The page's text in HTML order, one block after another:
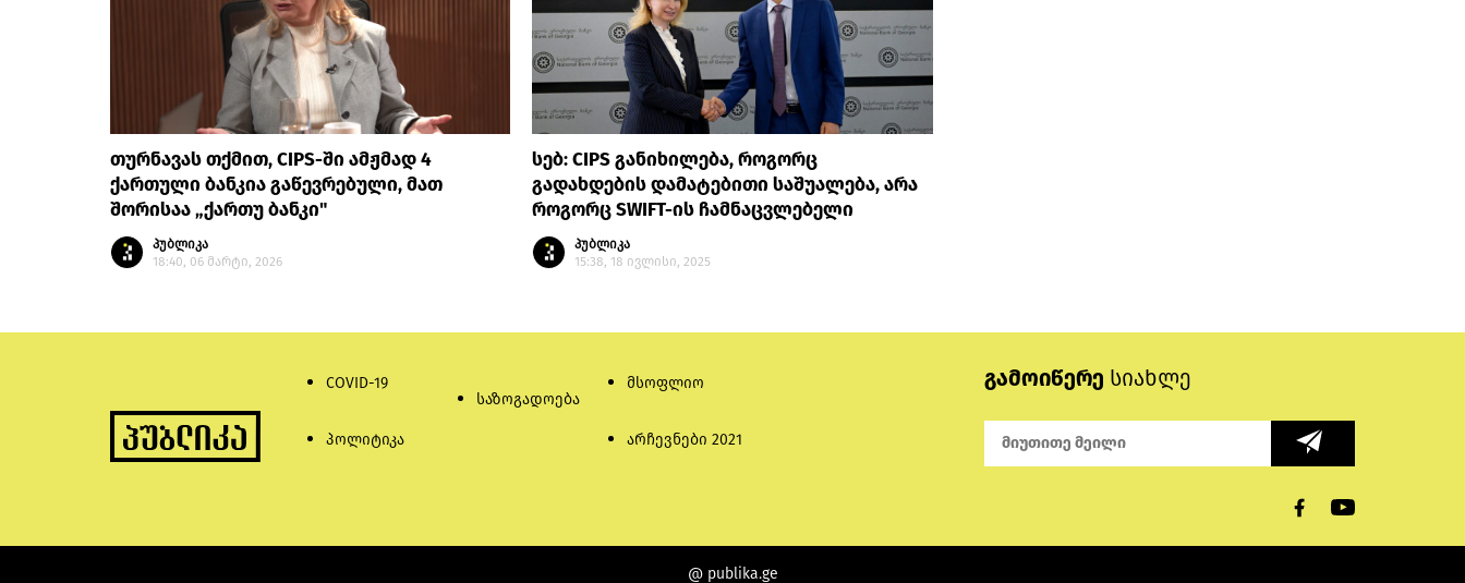
თურნავას თქმით, CIPS-ში ამჟმად 4
ქართული ბანკია გაწევრებული, მათ
შორისაა „ქართუ ბანკი"
პუბლიკა
18:40, 06 მარტი, 2026
სებ: CIPS განიხილება, როგორც
გადახდების დამატებითი საშუალება, არა
როგორც SWIFT-ის ჩამნაცვლებელი
პუბლიკა
15:38, 18 ივლისი, 2025
COVID-19
პოლიტიკა
საზოგადოება
მსოფლიო
არჩევნები 2021
გამოიწერე სიახლე
@ publika.ge